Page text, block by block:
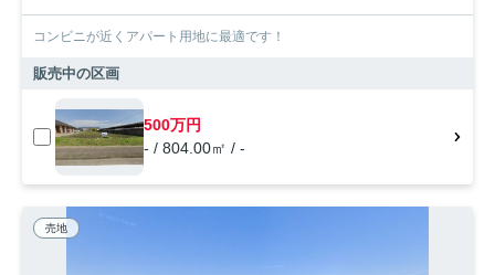
コンビニが近くアパート用地に最適です！
販売中の区画
500万円
- / 804.00㎡ / -
売地